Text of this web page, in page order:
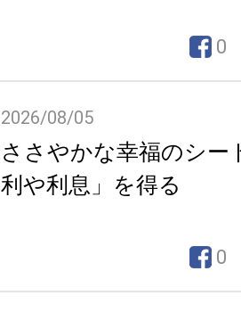
0
2026/08/05
ささやかな幸福のシー
利や利息」を得る
0